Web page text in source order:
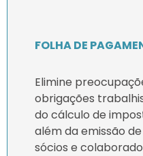
FOLHA DE
Elimine
obrigações
do cálculo de
além da emissão
sócios e